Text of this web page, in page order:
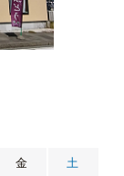
金 土